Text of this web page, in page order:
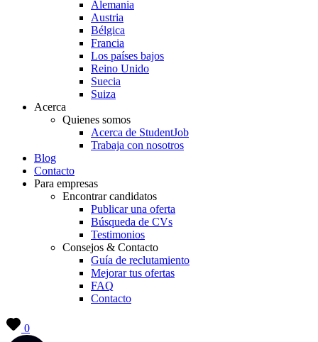
Alemania
Austria
Bélgica
Francia
Los países bajos
Reino Unido
Suecia
Suiza
Acerca
Quienes somos
Acerca de StudentJob
Trabaja con nosotros
Blog
Contacto
Para empresas
Encontrar candidatos
Publicar una oferta
Búsqueda de CVs
Testimonios
Consejos & Contacto
Guía de reclutamiento
Mejorar tus ofertas
FAQ
Contacto
0